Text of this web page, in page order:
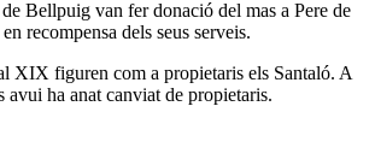
Bellpuig van fer donació del mas a Pere de
recompensa dels seus serveis.
XIX figuren com a propietaris els Santaló. A
ha anat canviat de propietaris.